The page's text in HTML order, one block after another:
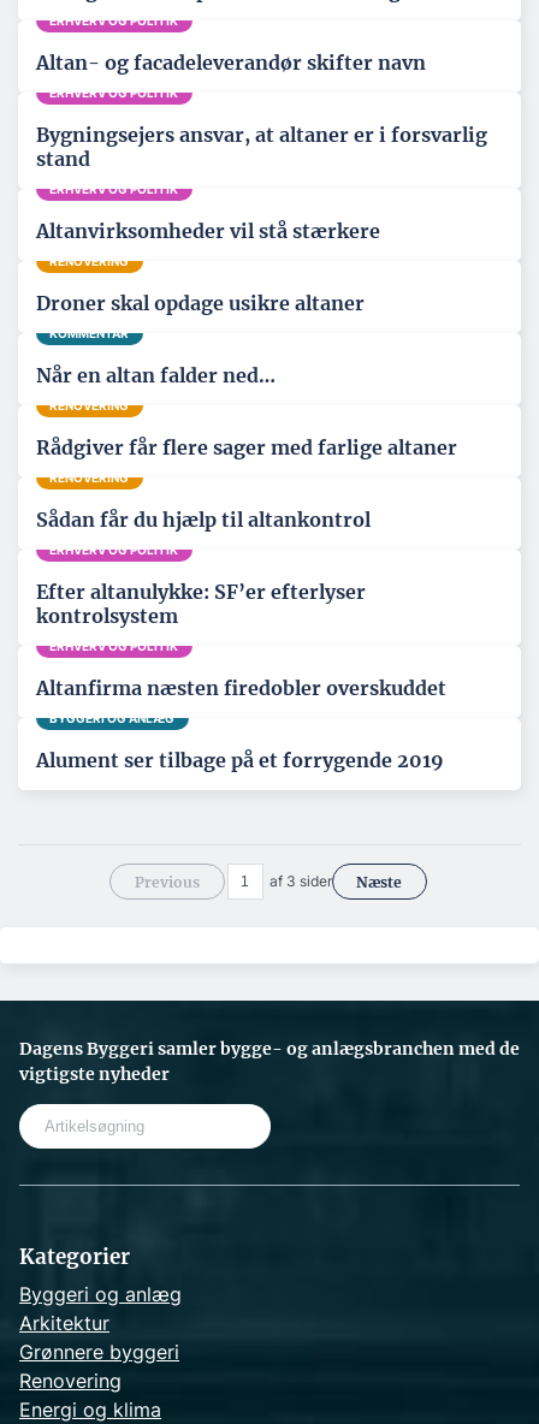
ERHVERV OG POLITIK
Altan- og facadeleverandør skifter navn
ERHVERV OG POLITIK
Bygningsejers ansvar, at altaner er i forsvarlig
stand
ERHVERV OG POLITIK
Altanvirksomheder vil stå stærkere
RENOVERING
Droner skal opdage usikre altaner
KOMMENTAR
Når en altan falder ned…
RENOVERING
Rådgiver får flere sager med farlige altaner
RENOVERING
Sådan får du hjælp til altankontrol
ERHVERV OG POLITIK
Efter altanulykke: SF’er efterlyser
kontrolsystem
ERHVERV OG POLITIK
Altanfirma næsten firedobler overskuddet
BYGGERI OG ANLÆG
Alument ser tilbage på et forrygende 2019
Previous af 3 sider Næste
Dagens Byggeri samler bygge- og anlægsbranchen med de
vigtigste nyheder
Kategorier
Byggeri og anlæg
Arkitektur
Grønnere byggeri
Renovering
Energi og klima